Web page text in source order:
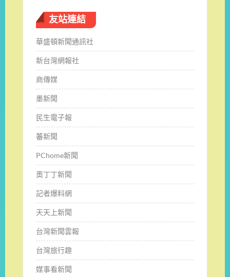
友站連結
華盛頓新聞通訊社
新台灣網報社
商傳媒
墨新聞
民生電子報
蕃新聞
PChome新聞
奧丁丁新聞
記者爆料網
天天上新聞
台灣新聞雲報
台灣旅行趣
媒事看新聞